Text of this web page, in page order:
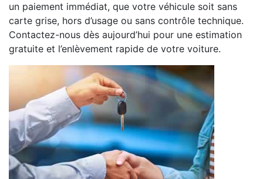
un paiement immédiat, que votre véhicule soit sans
carte grise, hors d’usage ou sans contrôle technique.
Contactez-nous dès aujourd’hui pour une estimation
gratuite et l’enlèvement rapide de votre voiture.